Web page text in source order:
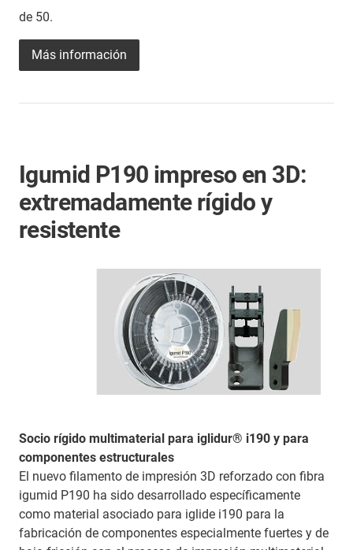
de 50.
Más información
Igumid P190 impreso en 3D:
extremadamente rígido y
resistente
Socio rígido multimaterial para iglidur® i190 y para
componentes estructurales
El nuevo filamento de impresión 3D reforzado con fibra
igumid P190 ha sido desarrollado específicamente
como material asociado para iglide i190 para la
fabricación de componentes especialmente fuertes y de